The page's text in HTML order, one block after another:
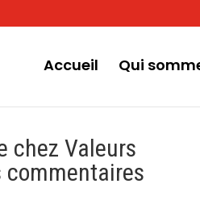
Accueil Qui
chez Valeurs
commentaires